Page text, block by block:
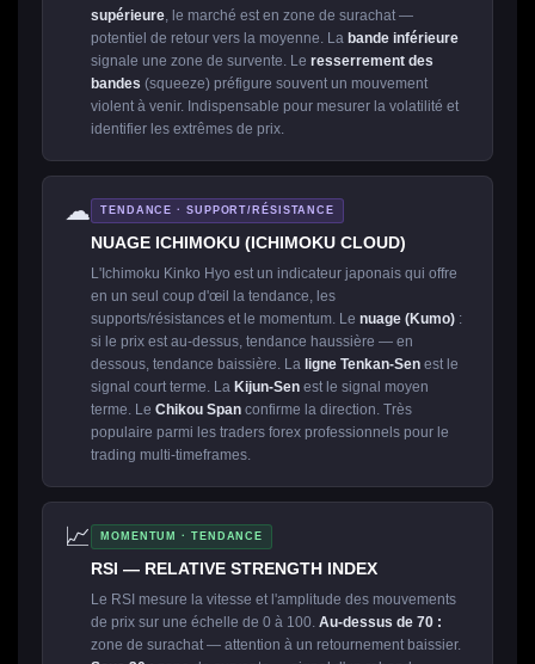
supérieure , le marché est en zone de surachat —
potentiel de retour vers la moyenne. La bande inférieure
signale une zone de survente. Le resserrement des
bandes (squeeze) préfigure souvent un mouvement
violent à venir. Indispensable pour mesurer la volatilité et
identifier les extrêmes de prix.
☁ TENDANCE · SUPPORT/RÉSISTANCE
NUAGE ICHIMOKU (ICHIMOKU CLOUD)
L'Ichimoku Kinko Hyo est un indicateur japonais qui offre
en un seul coup d'œil la tendance, les
supports/résistances et le momentum. Le nuage (Kumo) :
si le prix est au-dessus, tendance haussière — en
dessous, tendance baissière. La ligne Tenkan-Sen est le
signal court terme. La Kijun-Sen est le signal moyen
terme. Le Chikou Span confirme la direction. Très
populaire parmi les traders forex professionnels pour le
trading multi-timeframes.
📈 MOMENTUM · TENDANCE
RSI — RELATIVE STRENGTH INDEX
Le RSI mesure la vitesse et l'amplitude des mouvements
de prix sur une échelle de 0 à 100. Au-dessus de 70 :
zone de surachat — attention à un retournement baissier.